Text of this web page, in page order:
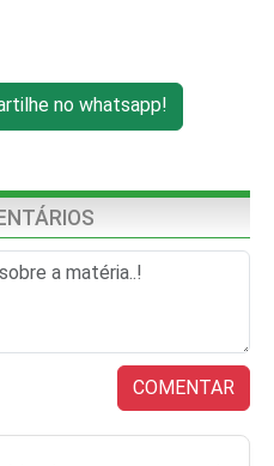
no whatsapp!
COMENTAR